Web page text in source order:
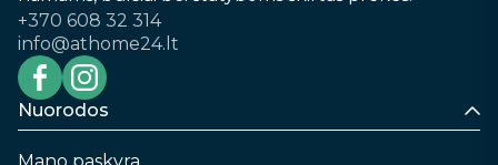
+370 608 32 314
info@athome24.lt
Nuorodos